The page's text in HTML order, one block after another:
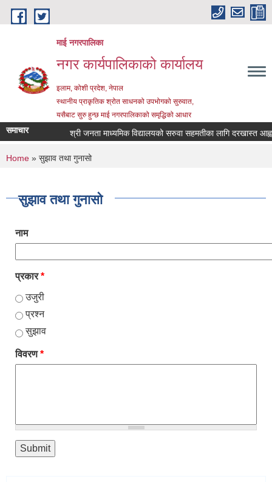
Skip to main content
माई नगरपालिका
नगर कार्यपालिकाको कार्यालय
इलाम, कोशी प्रदेश, नेपाल
स्थानीय प्राकृतिक श्रोत साधनको उपभोगको सुरुवात,
यसैबाट सुरु हुन्छ माई नगरपालिकाको समृद्धिको आधार
समाचार श्री जनता माध्यमिक विद्यालयको सरुवा सहमतीका लागि दरखास्त आह्वान
You are here
Home » सुझाव तथा गुनासो
सुझाव तथा गुनासो
नाम
प्रकार*
उजुरी
प्रश्न
सुझाव
विवरण*